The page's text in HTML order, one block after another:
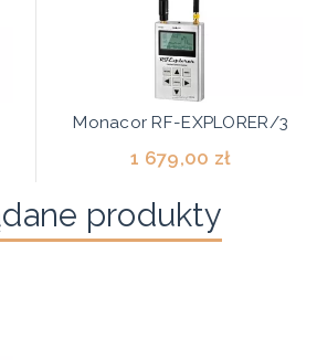
Monacor RF-EXPLORER/3
1 679,00 zł
produkty